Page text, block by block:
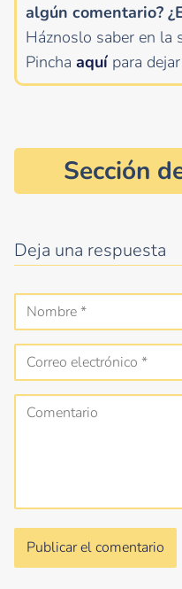
algún comentario?
Háznoslo saber en la
Pincha aquí para
Sección
Deja una respuesta